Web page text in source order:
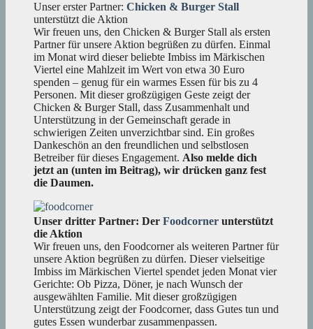
Unser erster Partner: Chicken & Burger Stall
unterstützt die Aktion
Wir freuen uns, den Chicken & Burger Stall als ersten
Partner für unsere Aktion begrüßen zu dürfen. Einmal
im Monat wird dieser beliebte Imbiss im Märkischen
Viertel eine Mahlzeit im Wert von etwa 30 Euro
spenden – genug für ein warmes Essen für bis zu 4
Personen. Mit dieser großzügigen Geste zeigt der
Chicken & Burger Stall, dass Zusammenhalt und
Unterstützung in der Gemeinschaft gerade in
schwierigen Zeiten unverzichtbar sind. Ein großes
Dankeschön an den freundlichen und selbstlosen
Betreiber für dieses Engagement. Also melde dich
jetzt an (unten im Beitrag), wir drücken ganz fest
die Daumen.
Unser dritter Partner: Der Foodcorner unterstützt
die Aktion
Wir freuen uns, den Foodcorner als weiteren Partner für
unsere Aktion begrüßen zu dürfen. Dieser vielseitige
Imbiss im Märkischen Viertel spendet jeden Monat vier
Gerichte: Ob Pizza, Döner, je nach Wunsch der
ausgewählten Familie. Mit dieser großzügigen
Unterstützung zeigt der Foodcorner, dass Gutes tun und
gutes Essen wunderbar zusammenpassen.